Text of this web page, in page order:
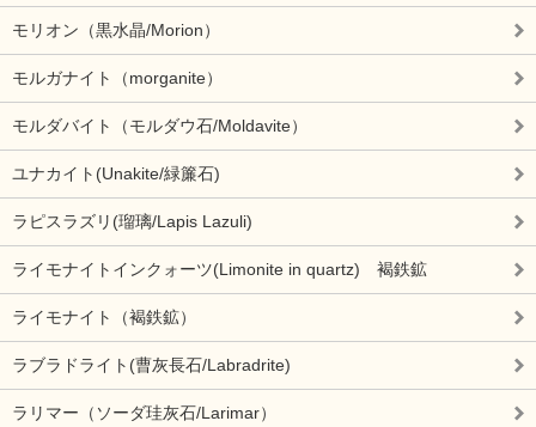
モリオン（黒水晶/Morion）
モルガナイト（morganite）
モルダバイト（モルダウ石/Moldavite）
ユナカイト(Unakite/緑簾石)
ラピスラズリ(瑠璃/Lapis Lazuli)
ライモナイトインクォーツ(Limonite in quartz) 褐鉄鉱
ライモナイト（褐鉄鉱）
ラブラドライト(曹灰長石/Labradrite)
ラリマー（ソーダ珪灰石/Larimar）